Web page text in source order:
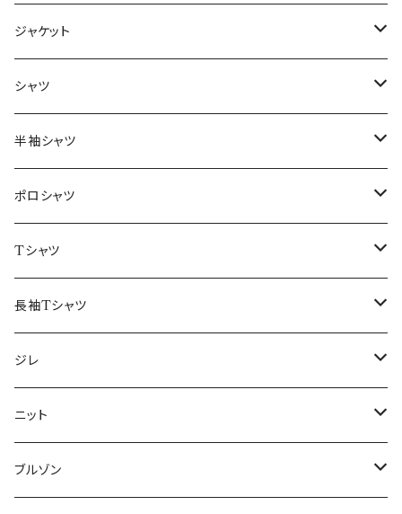
ジャケット
～44/S
46/M
48/L
50/XL～
シャツ
～44/S
46/M
48/L
50/XL～
半袖シャツ
～44/S
46/M
48/L
50/XL～
ポロシャツ
～44/S
46/M
48/L
50/XL～
Tシャツ
～44/S
46/M
48/L
50/XL～
長袖Tシャツ
～44/S
46/M
48/L
ジレ
～44/S
46/M
ニット
～44/S
ブルゾン